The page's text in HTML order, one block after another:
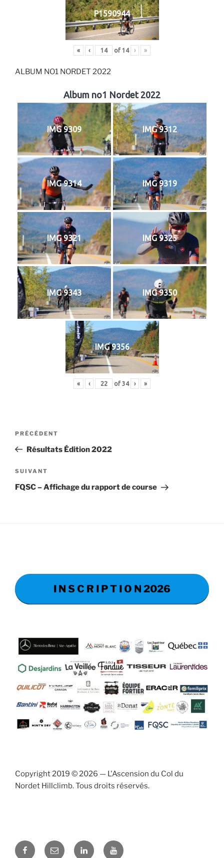
P1590944
« ‹ of 14 › »
ALBUM NO1 NORDET 2022
Album no1 Nordet 2022
IMG 9309 IMG 9312
IMG 9314 IMG 9319
IMG 9321 IMG 9325
IMG 9343 IMG 9350
IMG 9356
« ‹ of 34 › »
Navigation
l’article
Article
précédent
PRÉCÉDENT
Résultats Édition 2022
Article
suivant
SUIVANT
FQSC – Affichage du rapport de course
I N S C R I P T I O N 2026
Copyright 2019 © 2026 — L'Ascension du Col du
Nordet Hillclimb. Tous droits réservés.
Facebook
E-
linkedin YouTube